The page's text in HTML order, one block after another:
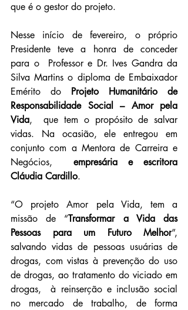
que é o gestor do projeto.
Nesse início de fevereiro, o próprio
Presidente teve a honra de conceder
para o  Professor e Dr. Ives Gandra da
Silva Martins o diploma de Embaixador
Emérito do Projeto Humanitário de
Responsabilidade Social – Amor pela
Vida,  que tem o propósito de salvar
vidas. Na ocasião, ele entregou em
conjunto com a Mentora de Carreira e
Negócios, empresária e escritora
Cláudia Cardillo.
“O projeto Amor pela Vida, tem a
missão de “Transformar a Vida das
Pessoas para um Futuro Melhor”,
salvando vidas de pessoas usuárias de
drogas, com vistas à prevenção do uso
de drogas, ao tratamento do viciado em
drogas,  à reinserção e inclusão social
no mercado de trabalho, de forma